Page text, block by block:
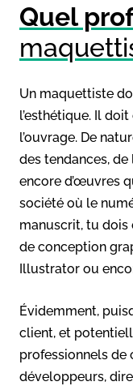
Quel
Un maquettiste
l’esthétique. Il
l’ouvrage. De
des tendances,
encore d’œuvres
société où le
manuscrit, tu dois
de conception
Illustrator ou
Évidemment,
client, et
professionnels de
développeurs,